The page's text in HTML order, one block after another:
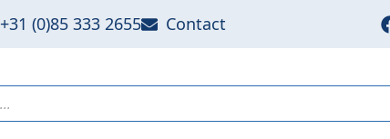
+31 (0)85 333 2655 Contact